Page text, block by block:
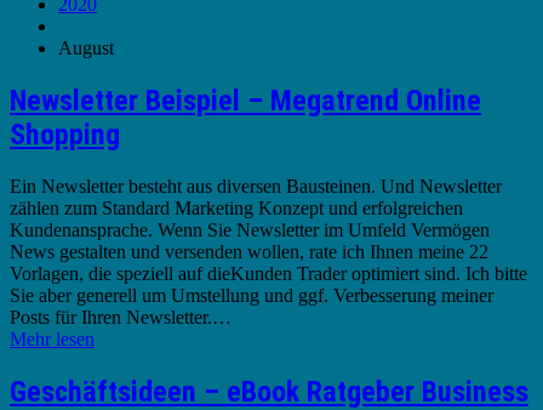
August
Newsletter Beispiel – Megatrend Online
Shopping
Ein Newsletter besteht aus diversen Bausteinen. Und Newsletter
zählen zum Standard Marketing Konzept und erfolgreichen
Kundenansprache. Wenn Sie Newsletter im Umfeld Vermögen
News gestalten und versenden wollen, rate ich Ihnen meine 22
Vorlagen, die speziell auf dieKunden Trader optimiert sind. Ich bitte
Sie aber generell um Umstellung und ggf. Verbesserung meiner
Posts für Ihren Newsletter.…
Mehr lesen
Geschäftsideen – eBook Ratgeber Business